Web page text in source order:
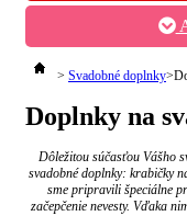
> Svadobné doplnky>
Doplnky na
Dôležitou súčasťou Vášho
svadobné doplnky: krabičky
sme pripravili špeciálne
začepčenie nevesty. Vďaka